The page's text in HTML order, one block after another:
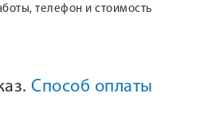
телефон и стоимость
Способ оплаты